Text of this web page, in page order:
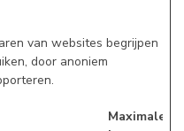
van websites begrijpen
door anoniem
Maximale